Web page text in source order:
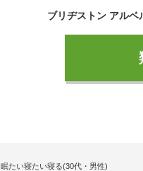
眠たい寝たい寝る(30代・男性)